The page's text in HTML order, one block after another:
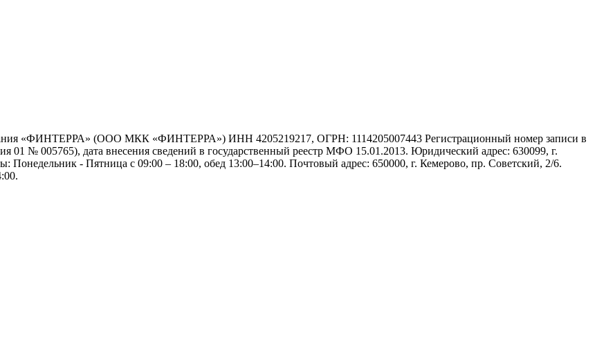
«ФИНТЕРРА» (ООО МКК «ФИНТЕРРА») ИНН 4205219217, ОГРН: 1114205007443 Регистрационный номер записи в
01 № 005765), дата внесения сведений в государственный реестр МФО 15.01.2013. Юридический адрес: 630099, г.
Понедельник - Пятница с 09:00 – 18:00, обед 13:00–14:00. Почтовый адрес: 650000, г. Кемерово, пр. Советский, 2/6.